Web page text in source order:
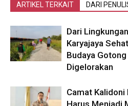
ARTIKEL TERKAIT DARI
Dari
Karyajaya
Budaya
Digelorakan
Camat Kalidoni
Harus Menjadi